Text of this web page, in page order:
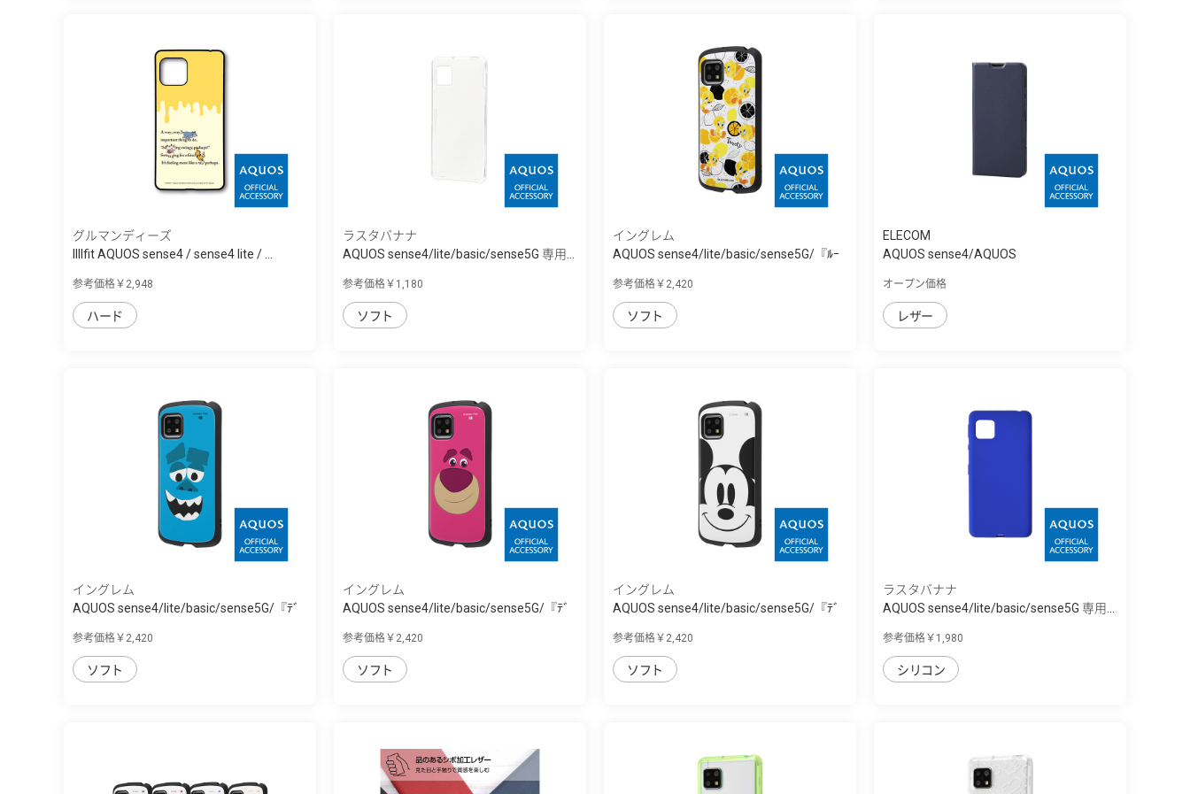
グルマンディーズ
IIIIfit AQUOS sense4 / sense4 lite / ...
参考価格￥2,948
ハード
ラスタバナナ
AQUOS sense4/lite/basic/sense5G 専用...
参考価格￥1,180
ソフト
イングレム
AQUOS sense4/lite/basic/sense5G/『ﾙｰ
参考価格￥2,420
ソフト
ELECOM
AQUOS sense4/AQUOS
オープン価格
レザー
イングレム
AQUOS sense4/lite/basic/sense5G/『ﾃﾞ
参考価格￥2,420
ソフト
イングレム
AQUOS sense4/lite/basic/sense5G/『ﾃﾞ
参考価格￥2,420
ソフト
イングレム
AQUOS sense4/lite/basic/sense5G/『ﾃﾞ
参考価格￥2,420
ソフト
ラスタバナナ
AQUOS sense4/lite/basic/sense5G 専用...
参考価格￥1,980
シリコン